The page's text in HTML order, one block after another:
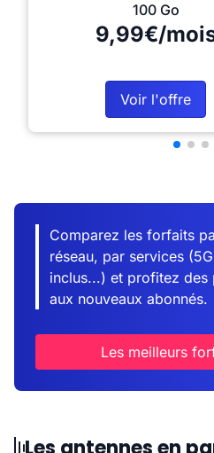
100 Go
9,99€/
Voir l'offre
Comparez les forfaits
réseau, par services
inclus...) et profitez des
aux nouveaux abonnés.
Les meilleurs